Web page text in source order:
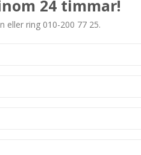
24 timmar!
eller ring 010-200 77 25.